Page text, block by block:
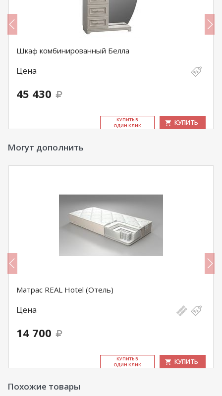
Шкаф комбинированный Белла
Цена
45 430
КУ­ПИТЬ В
ОДИН КЛИК
КУПИТЬ
Могут дополнить
Матрас REAL Hotel (Отель)
Цена
14 700
КУ­ПИТЬ В
ОДИН КЛИК
КУПИТЬ
Похожие товары